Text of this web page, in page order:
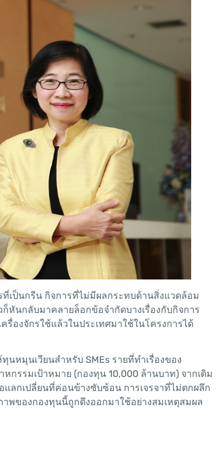
ที่เป็นกรีน กิจการที่ไม่มีผลกระทบด้านสิ่งแวดล้อม
นกลับมาคลายล็อกข้อจำกัดบางเรื่องกับกิจการ
องจักรใช้แล้วในประเทศมาใช้ในโครงการได้
นหมุนเวียนสำหรับ SMEs รายที่ทำเรื่องของ
กรรมเป้าหมาย (กองทุน 10,000 ล้านบาท) จากเดิม
ลกเปลี่ยนที่ค่อนข้างซับซ้อน การเจรจาที่ไม่ตกผลึก
าพของกองทุนนี้ถูกดึงออกมาใช้อย่างสมเหตุสมผล